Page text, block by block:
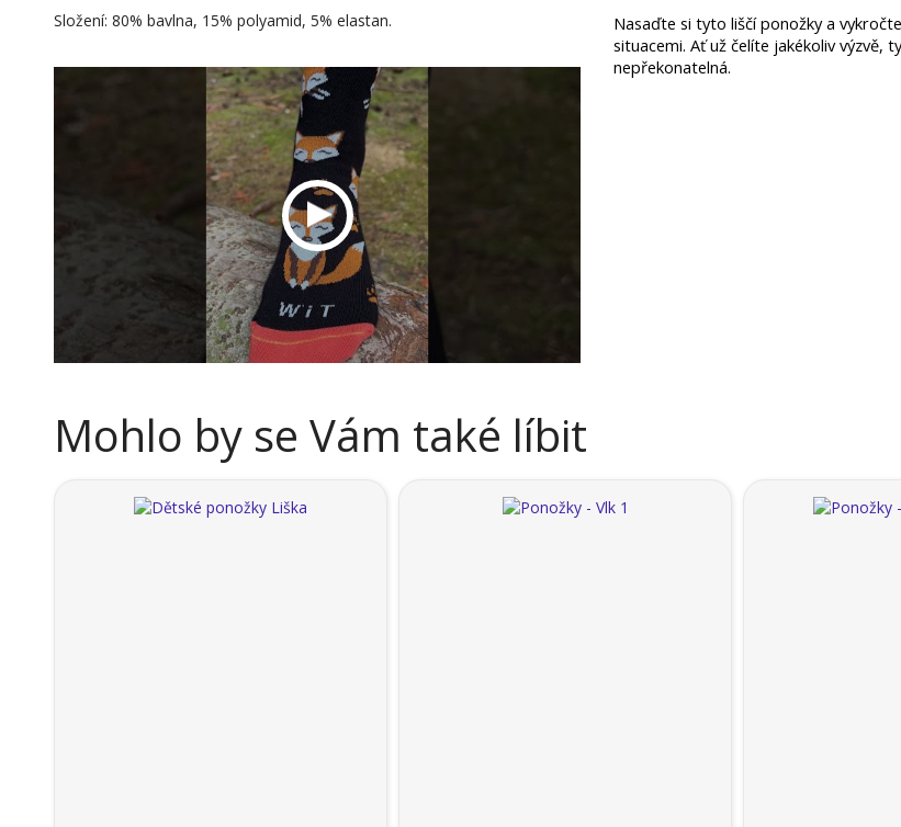
Složení: 80% bavlna, 15% polyamid, 5% elastan.
Nasaďte si tyto liščí ponožky a
situacemi. Ať už čelíte jakékoliv výzvě,
nepřekonatelná.
Mohlo by se Vám také líbit